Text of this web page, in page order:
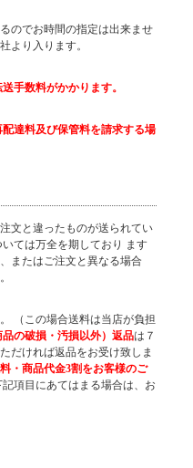
のでお時間の指定は出来ませ
より入ります。
手数料がかかります。
達料及び保管料を請求する場
文と違ったものが送られてい
ては万全を期しており ます
またはご注文と異なる場合
（この場合送料は当店が負担
の破損・汚損以外）返品は７
だければ返品をお受け致しま
・商品代金3割をお客様のご
項目にあてはまる場合は、お